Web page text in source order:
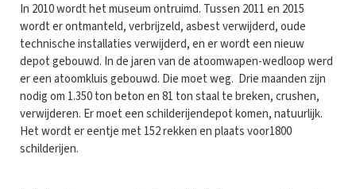
In 2010 wordt het museum ontruimd. Tussen 2011 en 2015
wordt er ontmanteld, verbrijzeld, asbest verwijderd, oude
technische installaties verwijderd, en er wordt een nieuw
depot gebouwd. In de jaren van de atoomwapen-wedloop werd
er een atoomkluis gebouwd. Die moet weg. Drie maanden zijn
nodig om 1.350 ton beton en 81 ton staal te breken, crushen,
verwijderen. Er moet een schilderijendepot komen, natuurlijk.
Het wordt er eentje met 152 rekken en plaats voor1800
schilderijen.